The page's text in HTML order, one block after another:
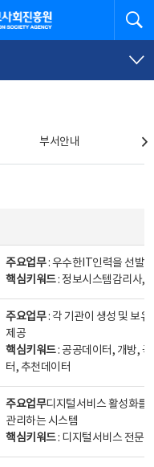
부서안내
주요업무: 우수한IT인력을 선발
핵심키워드: 정보시스템감리사,
주요업무: 각 기관이 생성 및 보
제공
핵심키워드: 공공데이터, 개방,
터, 추천데이터
주요업무디지털서비스 활성화를
관리하는 시스템
핵심키워드: 디지털서비스 전문